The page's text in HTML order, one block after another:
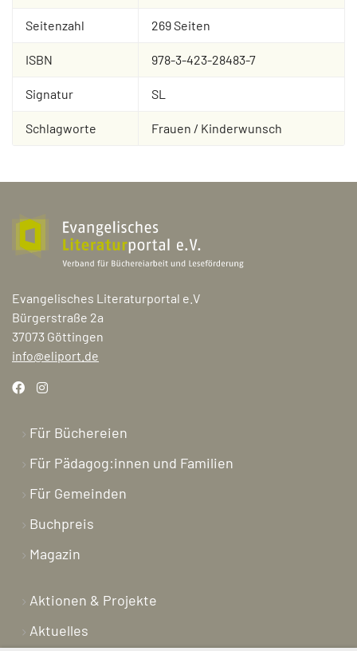
Seitenzahl 269 Seiten
ISBN 978-3-423-28483-7
Signatur SL
Schlagworte Frauen / Kinderwunsch
Evangelisches Literaturportal e.V
Bürgerstraße 2a
37073 Göttingen
info@eliport.de
Für Büchereien
Für Pädagog:innen und Familien
Für Gemeinden
Buchpreis
Magazin
Aktionen & Projekte
Aktuelles